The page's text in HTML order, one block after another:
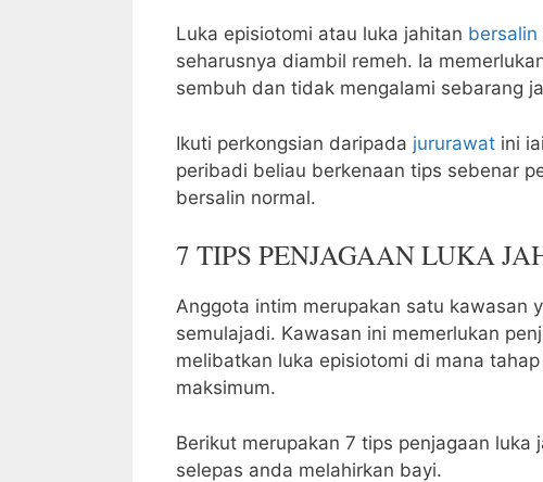
Luka episiotomi atau luka jahitan bersalin
seharusnya diambil remeh. Ia
sembuh dan tidak mengalami sebarang
Ikuti perkongsian daripada jururawat ini
peribadi beliau berkenaan tips sebenar
bersalin normal.
7 TIPS PENJAGAAN LUKA
Anggota intim merupakan satu kawasan
semulajadi. Kawasan ini memerlukan
melibatkan luka episiotomi di mana
maksimum.
Berikut merupakan 7 tips penjagaan
selepas anda melahirkan bayi.